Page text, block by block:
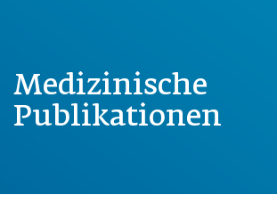
Medizinische
Publikationen